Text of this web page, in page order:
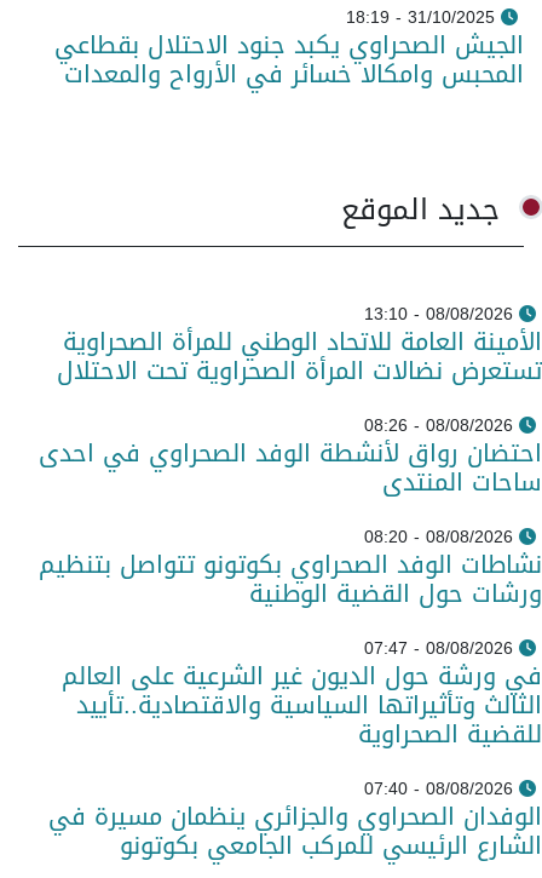
31/10/2025 - 18:19
الجيش الصحراوي يكبد جنود الاحتلال بقطاعي
المحبس وامكالا خسائر في الأرواح والمعدات
جديد الموقع
08/08/2026 - 13:10
الأمينة العامة للاتحاد الوطني للمرأة الصحراوية
تستعرض نضالات المرأة الصحراوية تحت الاحتلال
08/08/2026 - 08:26
احتضان رواق لأنشطة الوفد الصحراوي في احدى
ساحات المنتدى
08/08/2026 - 08:20
نشاطات الوفد الصحراوي بكوتونو تتواصل بتنظيم
ورشات حول القضية الوطنية
08/08/2026 - 07:47
في ورشة حول الديون غير الشرعية على العالم
الثالث وتأثيراتها السياسية والاقتصادية..تأييد
للقضية الصحراوية
08/08/2026 - 07:40
الوفدان الصحراوي والجزائري ينظمان مسيرة في
الشارع الرئيسي للمركب الجامعي بكوتونو